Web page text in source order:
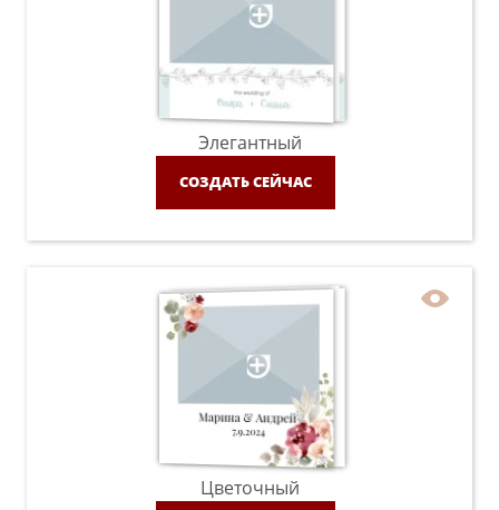
Элегантный
СОЗДАТЬ СЕЙЧАС
Цветочный